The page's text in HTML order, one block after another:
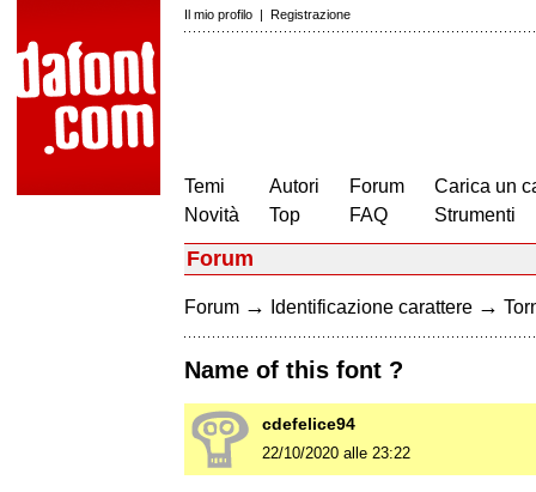
Il mio profilo | Registrazione
Temi
Novità
Autori
Top
Forum
FAQ
Carica un
Strumenti
Forum
Forum → Identificazione carattere →
Name of this font ?
cdefelice94
22/10/2020 alle 23:22